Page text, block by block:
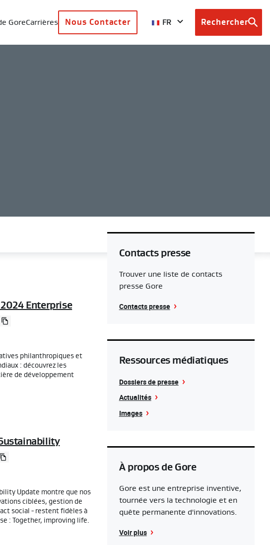
GoreCarrières Nous Contacter FR
Browse
Rechercher
Enterprise
philanthropiques et
: découvrez les
de développement
Update montre que nos
ciblées, gestion de
social - restent fidèles à
: Together, improving life.
Contacts presse
Trouver une liste de contacts
presse Gore
Contacts presse
Ressources médiatiques
Dossiers de presse
Actualités
Images
À propos de Gore
Gore est une entreprise inventive,
tournée vers la technologie et en
quête permanente d'innovations.
Voir plus